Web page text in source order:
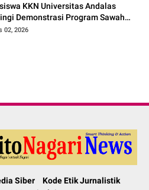
KKN Universitas Andalas
Demonstrasi Program Sawah
Murah di Jorong Bayua
02, 2026
Siber
Kode Etik Jurnalistik